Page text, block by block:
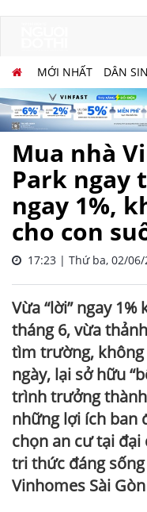
MỚI NHẤT DÂN
Mua nhà
Park ngay
ngay 1%,
cho con
17:23 | Thứ ba, 02/06/
Vừa “lời” ngay
tháng 6, vừa
tìm trường,
ngày, lại sở hữu
trình trưởng
những lợi ích ban
chọn an cư tại
tri thức đáng sống
Vinhomes Sài